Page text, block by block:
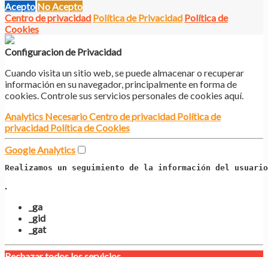
Acepto No Acepto
Centro de privacidad Política de Privacidad Política de
Cookies
Configuracion de Privacidad
Cuando visita un sitio web, se puede almacenar o recuperar
información en su navegador, principalmente en forma de
cookies. Controle sus servicios personales de cookies aquí.
Analytics NecesarioCentro de privacidad Política de
privacidad Política de Cookies
Google Analytics
Realizamos un seguimiento de la información del
.
_ga
_gid
_gat